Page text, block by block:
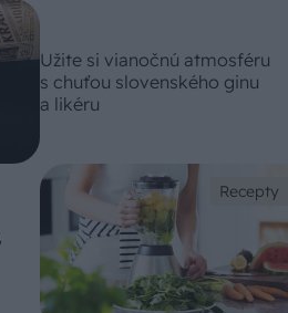
Užite si vianočnú atmosféru
s chuťou slovenského ginu
a likéru
Recepty